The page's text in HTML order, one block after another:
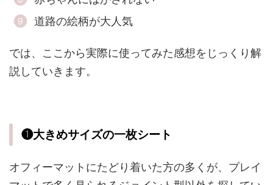
道路の絵柄が大人気
では、ここから実際に使ってみた感想をじっくり解
説していきます。
❶大きめサイズの一枚シート
オフィーマットにたどり着いた方の多くが、プレイ